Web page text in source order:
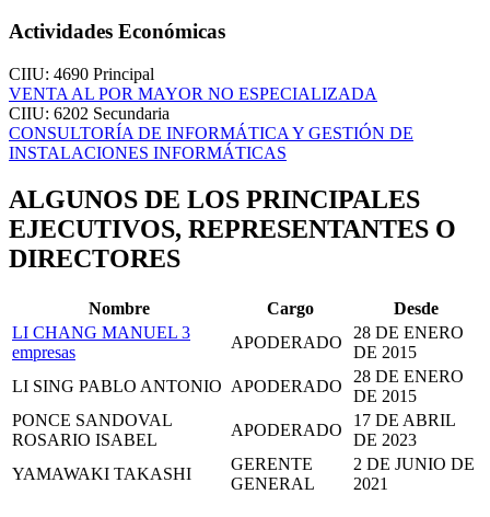
Actividades Económicas
CIIU: 4690 Principal
VENTA AL POR MAYOR NO ESPECIALIZADA
CIIU: 6202 Secundaria
CONSULTORÍA DE INFORMÁTICA Y GESTIÓN DE
INSTALACIONES INFORMÁTICAS
ALGUNOS DE LOS PRINCIPALES
EJECUTIVOS, REPRESENTANTES O
DIRECTORES
Nombre Cargo
Desde
LI CHANG MANUEL 3
empresas
APODERADO
28 DE ENERO
DE 2015
LI SING PABLO ANTONIO APODERADO
28 DE ENERO
DE 2015
PONCE SANDOVAL
ROSARIO ISABEL
APODERADO
17 DE ABRIL
DE 2023
YAMAWAKI TAKASHI
GERENTE
GENERAL
2 DE JUNIO DE
2021